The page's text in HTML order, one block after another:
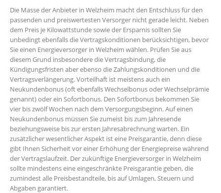
Die Masse der Anbieter in Welzheim macht den Entschluss für den
passenden und preiswertesten Versorger nicht gerade leicht. Neben
dem Preis je Kilowattstunde sowie der Ersparnis sollten Sie
unbedingt ebenfalls die Vertragskonditionen berücksichtigen, bevor
Sie einen Energieversorger in Welzheim wählen. Prüfen Sie aus
diesem Grund insbesondere die Vertragsbindung, die
Kündigungsfristen aber ebenso die Zahlungskonditionen und die
Vertragsverlängerung. Vorteilhaft ist meistens auch ein
Neukundenbonus (oft ebenfalls Wechselbonus oder Wechselprämie
genannt) oder ein Sofortbonus. Den Sofortbonus bekommen Sie
vier bis zwölf Wochen nach dem Versorgungsbeginn. Auf einen
Neukundenbonus müssen Sie zumeist bis zum Jahresende
beziehungsweise bis zur ersten Jahresabrechnung warten. Ein
zusätzlicher wesentlicher Aspekt ist eine Preisgarantie, denn diese
gibt Ihnen Sicherheit vor einer Erhöhung der Energiepreise während
der Vertragslaufzeit. Der zukünftige Energieversorger in Welzheim
sollte mindestens eine eingeschränkte Preisgarantie geben, die
zumindest alle Preisbestandteile, bis auf Umlagen, Steuern und
Abgaben garantiert.